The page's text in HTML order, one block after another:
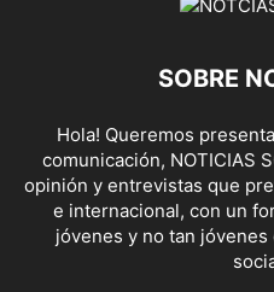
SOBRE
Hola! Queremos
comunicación, NOTICIAS
opinión y entrevistas que
e internacional, con un
jóvenes y no tan